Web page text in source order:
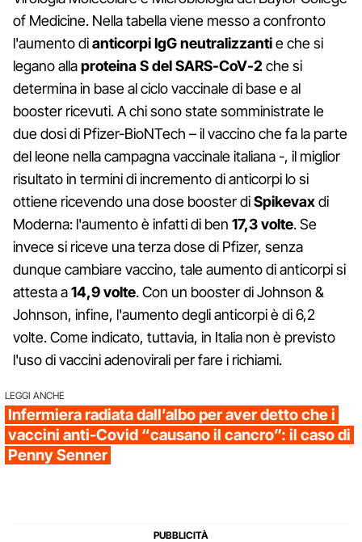
of Medicine. Nella tabella viene messo a confronto
l'aumento dianticorpi IgG neutralizzantie che si
legano allaproteina S del SARS-CoV-2che si
determina in base al ciclo vaccinale di base e al
booster ricevuti. A chi sono state somministrate le
due dosi di Pfizer-BioNTech – il vaccino che fa la parte
del leone nella campagna vaccinale italiana -, il miglior
risultato in termini di incremento di anticorpi lo si
ottiene ricevendo una dose booster diSpikevaxdi
Moderna: l'aumento è infatti di ben 17,3 volte. Se
invece si riceve una terza dose di Pfizer, senza
dunque cambiare vaccino, tale aumento di anticorpi si
attesta a14,9 volte. Con un booster di Johnson &
Johnson, infine, l'aumento degli anticorpi è di 6,2
volte. Come indicato, tuttavia, in Italia non è previsto
l'uso di vaccini adenovirali per fare i richiami.
LEGGI ANCHE
Infermiera radiata dall’albo per aver detto che i
vaccini anti-Covid “causano il cancro”: il caso di
Penny Senner